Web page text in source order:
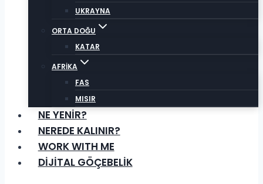
UKRAYNA
ORTA DOĞU
KATAR
AFRİKA
FAS
MISIR
NE YENİR?
NEREDE KALINIR?
WORK WITH ME
DİJİTAL GÖÇEBELİK